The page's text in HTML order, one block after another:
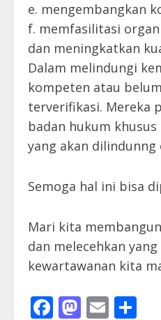
e. mengembangkan
f. memfasilitasi
dan meningkatkan
Dalam melindungi
kompeten atau
terverifikasi. Mereka
badan hukum
yang akan
Semoga hal ini bisa
Mari kita
dan melecehkan
kewartawanan kita
Facebook
Email